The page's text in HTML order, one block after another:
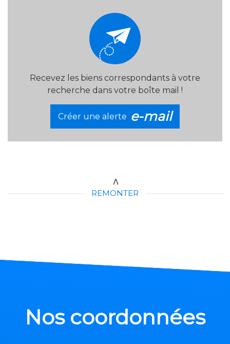
Recevez les biens correspondants à votre
recherche dans votre boîte mail !
Créer une alerte e-mail
REMONTER
Nos coordonnées